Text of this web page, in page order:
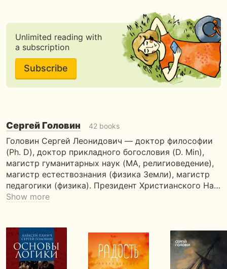
Unlimited reading with
a subscription
Subscribe
Сергей Головин 42 books
Головин Сергей Леонидович — доктор философии
(Ph. D), доктор прикладного богословия (D. Min),
магистр гуманитарных наук (MA, религиоведение),
магистр естествознания (физика Земли), магистр
педагогики (физика). Президент Христианского На…
Show more